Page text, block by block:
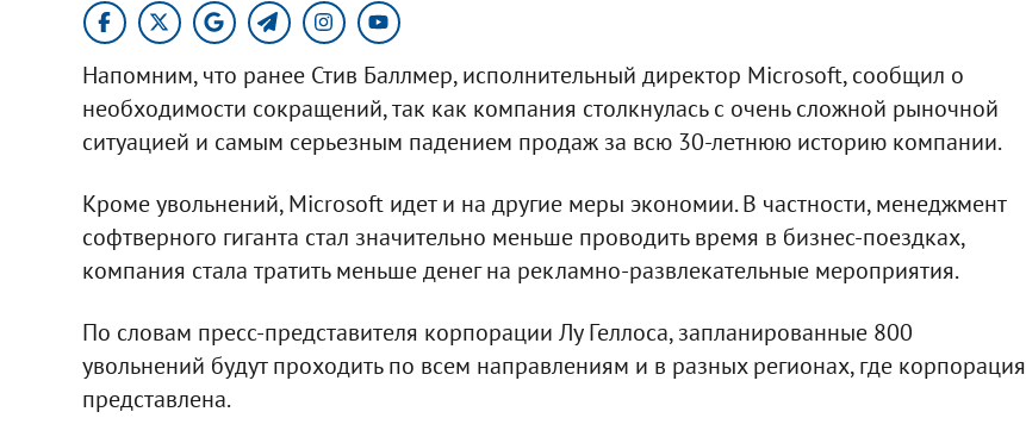
Напомним, что ранее Стив Баллмер, исполнительный директор Microsoft, сообщил о
необходимости сокращений, так как компания столкнулась с очень сложной рыночной
ситуацией и самым серьезным падением продаж за всю 30-летнюю историю компании.
Кроме увольнений, Microsoft идет и на другие меры экономии. В частности, менеджмент
софтверного гиганта стал значительно меньше проводить время в бизнес-поездках,
компания стала тратить меньше денег на рекламно-развлекательные мероприятия.
По словам пресс-представителя корпорации Лу Геллоса, запланированные 800
увольнений будут проходить по всем направлениям и в разных регионах, где корпорация
представлена.